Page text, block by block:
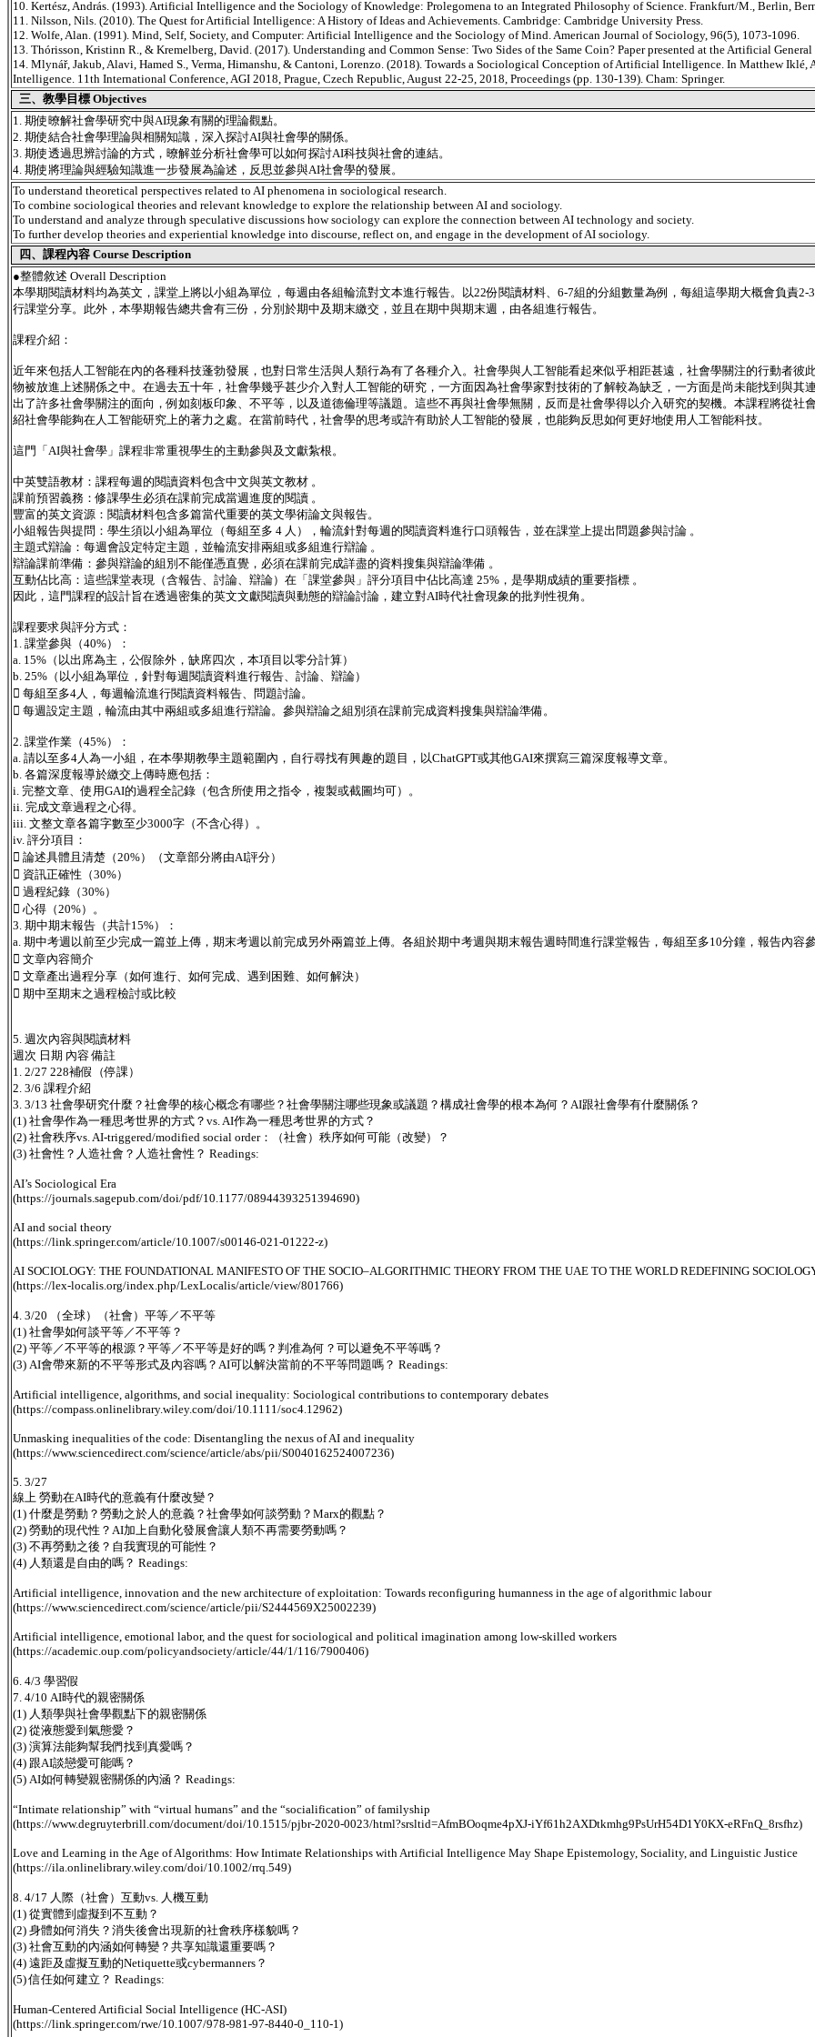
10. Kertész, András. (1993). Artificial Intelligence and the Sociology of Knowledge: Prolegomena to an Integrated Philosophy of Science. Frankfurt/M., Berlin,
11. Nilsson, Nils. (2010). The Quest for Artificial Intelligence: A History of Ideas and Achievements. Cambridge: Cambridge University Press.
12. Wolfe, Alan. (1991). Mind, Self, Society, and Computer: Artificial Intelligence and the Sociology of Mind. American Journal of Sociology, 96(5), 1073-1096.
13. Thórisson, Kristinn R., & Kremelberg, David. (2017). Understanding and Common Sense: Two Sides of the Same Coin? Paper presented at the Artificial
14. Mlynář, Jakub, Alavi, Hamed S., Verma, Himanshu, & Cantoni, Lorenzo. (2018). Towards a Sociological Conception of Artificial Intelligence. In Matthew Iklé,
Intelligence. 11th International Conference, AGI 2018, Prague, Czech Republic, August 22-25, 2018, Proceedings (pp. 130-139). Cham: Springer.
三、教學目標 Objectives
1. 期使暸解社會學研究中與AI現象有關的理論觀點。
2. 期使結合社會學理論與相關知識，深入探討AI與社會學的關係。
3. 期使透過思辨討論的方式，暸解並分析社會學可以如何探討AI科技與社會的連結。
4. 期使將理論與經驗知識進一步發展為論述，反思並參與AI社會學的發展。
To understand theoretical perspectives related to AI phenomena in sociological research.
To combine sociological theories and relevant knowledge to explore the relationship between AI and sociology.
To understand and analyze through speculative discussions how sociology can explore the connection between AI technology and society.
To further develop theories and experiential knowledge into discourse, reflect on, and engage in the development of AI sociology.
四、課程內容 Course Description
●整體敘述 Overall Description
本學期閱讀材料均為英文，課堂上將以小組為單位，每週由各組輪流對文本進行報告。以22份閱讀材料、6-7組的分組數量為例，每組這學期大概會負責
行課堂分享。此外，本學期報告總共會有三份，分別於期中及期末繳交，並且在期中與期末週，由各組進行報告。
課程介紹：
近年來包括人工智能在內的各種科技蓬勃發展，也對日常生活與人類行為有了各種介入。社會學與人工智能看起來似乎相距甚遠，社會學關注的行動者
物被放進上述關係之中。在過去五十年，社會學幾乎甚少介入對人工智能的研究，一方面因為社會學家對技術的了解較為缺乏，一方面是尚未能找到與
出了許多社會學關注的面向，例如刻板印象、不平等，以及道德倫理等議題。這些不再與社會學無關，反而是社會學得以介入研究的契機。本課程將從
紹社會學能夠在人工智能研究上的著力之處。在當前時代，社會學的思考或許有助於人工智能的發展，也能夠反思如何更好地使用人工智能科技。
這門「AI與社會學」課程非常重視學生的主動參與及文獻紮根。
中英雙語教材：課程每週的閱讀資料包含中文與英文教材 。
課前預習義務：修課學生必須在課前完成當週進度的閱讀 。
豐富的英文資源：閱讀材料包含多篇當代重要的英文學術論文與報告。
小組報告與提問：學生須以小組為單位（每組至多 4 人），輪流針對每週的閱讀資料進行口頭報告，並在課堂上提出問題參與討論 。
主題式辯論：每週會設定特定主題，並輪流安排兩組或多組進行辯論 。
辯論課前準備：參與辯論的組別不能僅憑直覺，必須在課前完成詳盡的資料搜集與辯論準備 。
互動佔比高：這些課堂表現（含報告、討論、辯論）在「課堂參與」評分項目中佔比高達 25%，是學期成績的重要指標 。
因此，這門課程的設計旨在透過密集的英文文獻閱讀與動態的辯論討論，建立對AI時代社會現象的批判性視角。
課程要求與評分方式：
1. 課堂參與（40%）：
a. 15%（以出席為主，公假除外，缺席四次，本項目以零分計算）
b. 25%（以小組為單位，針對每週閱讀資料進行報告、討論、辯論）
 每組至多4人，每週輪流進行閱讀資料報告、問題討論。
 每週設定主題，輪流由其中兩組或多組進行辯論。參與辯論之組別須在課前完成資料搜集與辯論準備。
2. 課堂作業（45%）：
a. 請以至多4人為一小組，在本學期教學主題範圍內，自行尋找有興趣的題目，以ChatGPT或其他GAI來撰寫三篇深度報導文章。
b. 各篇深度報導於繳交上傳時應包括：
i. 完整文章、使用GAI的過程全記錄（包含所使用之指令，複製或截圖均可）。
ii. 完成文章過程之心得。
iii. 文整文章各篇字數至少3000字（不含心得）。
iv. 評分項目：
 論述具體且清楚（20%）（文章部分將由AI評分）
 資訊正確性（30%）
 過程紀錄（30%）
 心得（20%）。
3. 期中期末報告（共計15%）：
a. 期中考週以前至少完成一篇並上傳，期末考週以前完成另外兩篇並上傳。各組於期中考週與期末報告週時間進行課堂報告，每組至多10分鐘，報告內容
 文章內容簡介
 文章產出過程分享（如何進行、如何完成、遇到困難、如何解決）
 期中至期末之過程檢討或比較
5. 週次內容與閱讀材料
週次 日期 內容 備註
1. 2/27 228補假（停課）
2. 3/6 課程介紹
3. 3/13 社會學研究什麼？社會學的核心概念有哪些？社會學關注哪些現象或議題？構成社會學的根本為何？AI跟社會學有什麼關係？
(1) 社會學作為一種思考世界的方式？vs. AI作為一種思考世界的方式？
(2) 社會秩序vs. AI-triggered/modified social order：（社會）秩序如何可能（改變）？
(3) 社會性？人造社會？人造社會性？ Readings:
AI’s Sociological Era
(https://journals.sagepub.com/doi/pdf/10.1177/08944393251394690)
AI and social theory
(https://link.springer.com/article/10.1007/s00146-021-01222-z)
AI SOCIOLOGY: THE FOUNDATIONAL MANIFESTO OF THE SOCIO–ALGORITHMIC THEORY FROM THE UAE TO THE WORLD REDEFINING
(https://lex-localis.org/index.php/LexLocalis/article/view/801766)
4. 3/20 （全球）（社會）平等／不平等
(1) 社會學如何談平等／不平等？
(2) 平等／不平等的根源？平等／不平等是好的嗎？判准為何？可以避免不平等嗎？
(3) AI會帶來新的不平等形式及內容嗎？AI可以解決當前的不平等問題嗎？ Readings:
Artificial intelligence, algorithms, and social inequality: Sociological contributions to contemporary debates
(https://compass.onlinelibrary.wiley.com/doi/10.1111/soc4.12962)
Unmasking inequalities of the code: Disentangling the nexus of AI and inequality
(https://www.sciencedirect.com/science/article/abs/pii/S0040162524007236)
5. 3/27
線上 勞動在AI時代的意義有什麼改變？
(1) 什麼是勞動？勞動之於人的意義？社會學如何談勞動？Marx的觀點？
(2) 勞動的現代性？AI加上自動化發展會讓人類不再需要勞動嗎？
(3) 不再勞動之後？自我實現的可能性？
(4) 人類還是自由的嗎？ Readings:
Artificial intelligence, innovation and the new architecture of exploitation: Towards reconfiguring humanness in the age of algorithmic labour
(https://www.sciencedirect.com/science/article/pii/S2444569X25002239)
Artificial intelligence, emotional labor, and the quest for sociological and political imagination among low-skilled workers
(https://academic.oup.com/policyandsociety/article/44/1/116/7900406)
6. 4/3 學習假
7. 4/10 AI時代的親密關係
(1) 人類學與社會學觀點下的親密關係
(2) 從液態愛到氣態愛？
(3) 演算法能夠幫我們找到真愛嗎？
(4) 跟AI談戀愛可能嗎？
(5) AI如何轉變親密關係的內涵？ Readings:
“Intimate relationship” with “virtual humans” and the “socialification” of familyship
(https://www.degruyterbrill.com/document/doi/10.1515/pjbr-2020-0023/html?srsltid=AfmBOoqme4pXJ-iYf61h2AXDtkmhg9PsUrH54D1Y0KX-eRFnQ_8rsfhz)
Love and Learning in the Age of Algorithms: How Intimate Relationships with Artificial Intelligence May Shape Epistemology, Sociality, and Linguistic Justice
(https://ila.onlinelibrary.wiley.com/doi/10.1002/rrq.549)
8. 4/17 人際（社會）互動vs. 人機互動
(1) 從實體到虛擬到不互動？
(2) 身體如何消失？消失後會出現新的社會秩序樣貌嗎？
(3) 社會互動的內涵如何轉變？共享知識還重要嗎？
(4) 遠距及虛擬互動的Netiquette或cybermanners？
(5) 信任如何建立？ Readings:
Human-Centered Artificial Social Intelligence (HC-ASI)
(https://link.springer.com/rwe/10.1007/978-981-97-8440-0_110-1)